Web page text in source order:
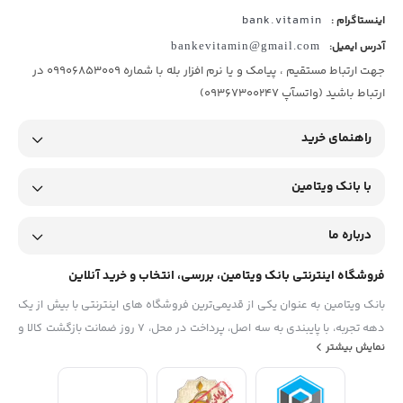
اینستاگرام : bank.vitamin
آدرس ایمیل: bankevitamin@gmail.com
جهت ارتباط مستقیم ، پیامک و یا نرم افزار بله با شماره 09906853009 در
ارتباط باشید (واتسآپ 09367300247)
راهنمای خرید
با بانک ویتامین
درباره ما
فروشگاه اینترنتی بانک ویتامین، بررسی، انتخاب و خرید آنلاین
بانک ویتامین به عنوان یکی از قدیمی‌ترین فروشگاه های اینترنتی با بیش از یک
دهه تجربه، با پایبندی به سه اصل، پرداخت در محل، ۷ روز ضمانت بازگشت کالا و
تضمین اصل‌بودن کالا موفق شده تا همگام با فروشگاه‌های معتبر جهان، به
بزرگ‌ترین فروشگاه اینترنتی ایران تبدیل شود. به محض ورود به سایت
دیجی‌کالا با دنیایی از کالا رو به رو می‌شوید! هر آنچه که نیاز دارید و به ذهن
نمایش بیشتر